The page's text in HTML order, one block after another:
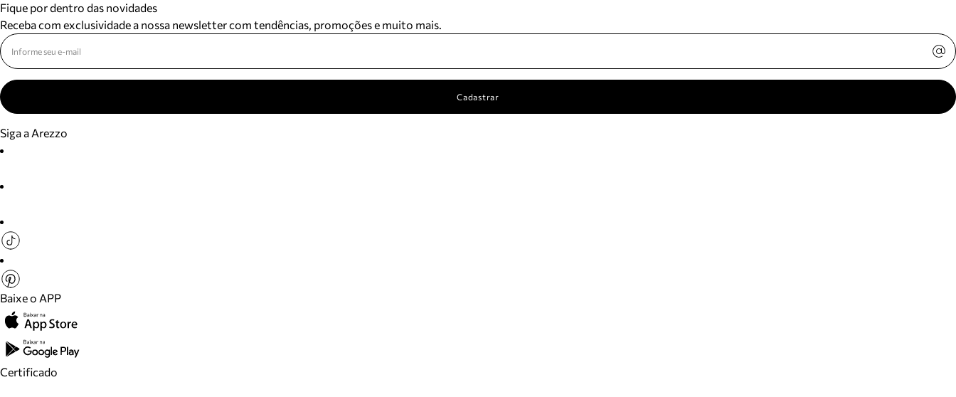
Fique por dentro das novidades
Receba com exclusividade a nossa newsletter com tendências, promoções e muito mais.
Cadastrar
Siga a Arezzo
Baixe o APP
Certificado